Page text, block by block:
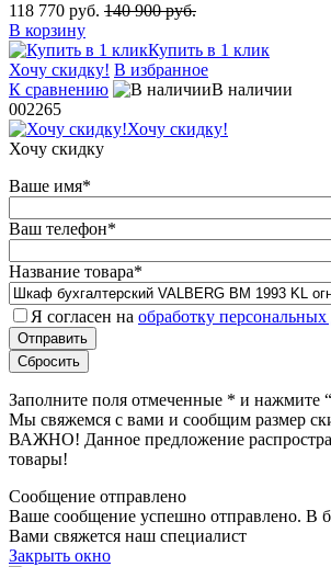
118 770 руб. 140 900 руб.
В корзину
Купить в 1 клик
Хочу скидку! В избранное
К сравнению
В наличии
002265
Хочу скидку!
Хочу скидку
Ваше имя*
Ваш телефон*
Название товара*
Я согласен на обработку
Заполните поля отмеченные * и нажмите
Мы свяжемся с вами и сообщим размер
ВАЖНО! Данное предложение
товары!
Сообщение отправлено
Ваше сообщение успешно отправлено. В
Вами свяжется наш специалист
Закрыть окно